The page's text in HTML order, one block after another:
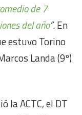
de 7
del año”. En
estuvo Torino
Landa (9º)
la ACTC, el DT